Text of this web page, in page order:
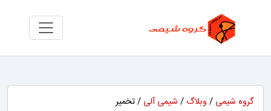
گروه شیمی / وبلاگ / شیمی آلی / تخمیر